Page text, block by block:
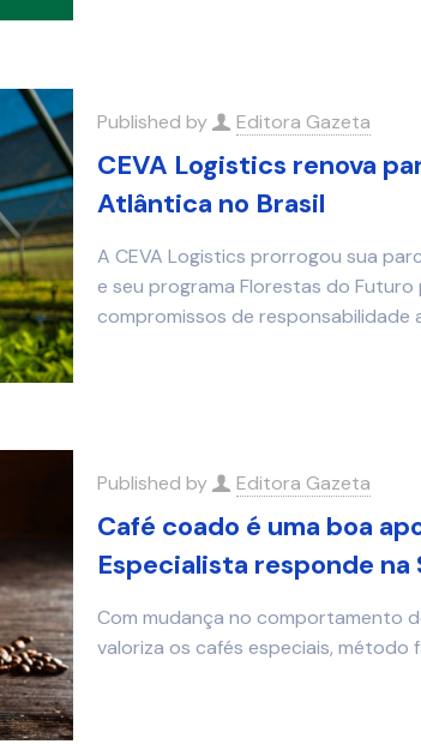
Published by Editora Gazeta
CEVA Logistics renova
Atlântica no Brasil
A CEVA Logistics prorrogou sua
e seu programa Florestas do Futuro
compromissos de responsabilidade
Published by Editora Gazeta
Café coado é uma boa
Especialista responde
Com mudança no comportamento
valoriza os cafés especiais, método